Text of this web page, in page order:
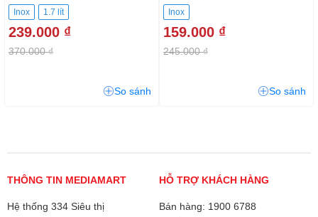
Inox 1.7 lít
239.000 ₫
370.000 ₫
So sánh
Inox
159.000 ₫
245.000 ₫
So sánh
THÔNG TIN MEDIAMART
Hệ thống 334 Siêu thị
HỖ TRỢ KHÁCH HÀNG
Bán hàng: 1900 6788